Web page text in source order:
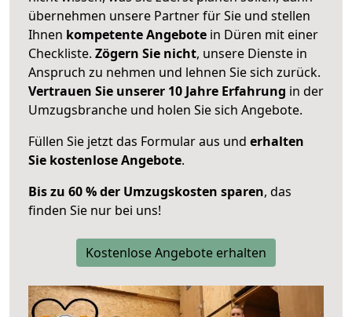
übernehmen unsere Partner für Sie und stellen
Ihnen kompetente Angebote in Düren mit einer
Checkliste. Zögern Sie nicht, unsere Dienste in
Anspruch zu nehmen und lehnen Sie sich zurück.
Vertrauen Sie unserer 10 Jahre Erfahrung in der
Umzugsbranche und holen Sie sich Angebote.
Füllen Sie jetzt das Formular aus und erhalten
Sie kostenlose Angebote.
Bis zu 60 % der Umzugskosten sparen, das
finden Sie nur bei uns!
Kostenlose Angebote erhalten